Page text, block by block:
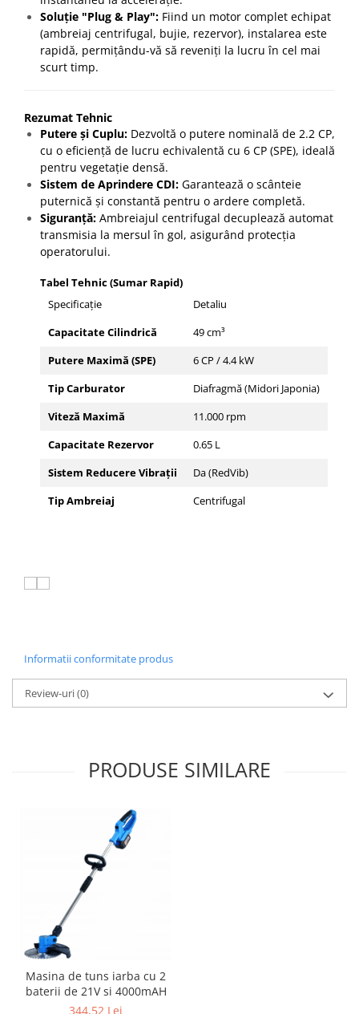
Soluție "Plug & Play": Fiind un motor complet echipat
(ambreiaj centrifugal, bujie, rezervor), instalarea este
rapidă, permițându-vă să reveniți la lucru în cel mai
scurt timp.
Rezumat Tehnic
Putere și Cuplu: Dezvoltă o putere nominală de 2.2 CP,
cu o eficiență de lucru echivalentă cu 6 CP (SPE), ideală
pentru vegetație densă.
Sistem de Aprindere CDI: Garantează o scânteie
puternică și constantă pentru o ardere completă.
Siguranță: Ambreiajul centrifugal decuplează automat
transmisia la mersul în gol, asigurând protecția
operatorului.
Tabel Tehnic (Sumar Rapid)
Specificație
Detaliu
Capacitate Cilindrică
49 cm³
Putere Maximă (SPE)
6 CP / 4.4 kW
Tip Carburator
Diafragmă (Midori Japonia)
Viteză Maximă
11.000 rpm
Capacitate Rezervor
0.65 L
Sistem Reducere Vibrații
Da (RedVib)
Tip Ambreiaj
Centrifugal
Informatii conformitate produs
Review-uri(0)
PRODUSE SIMILARE
Masina de tuns iarba cu 2
baterii de 21V si 4000mAH
344,52 Lei